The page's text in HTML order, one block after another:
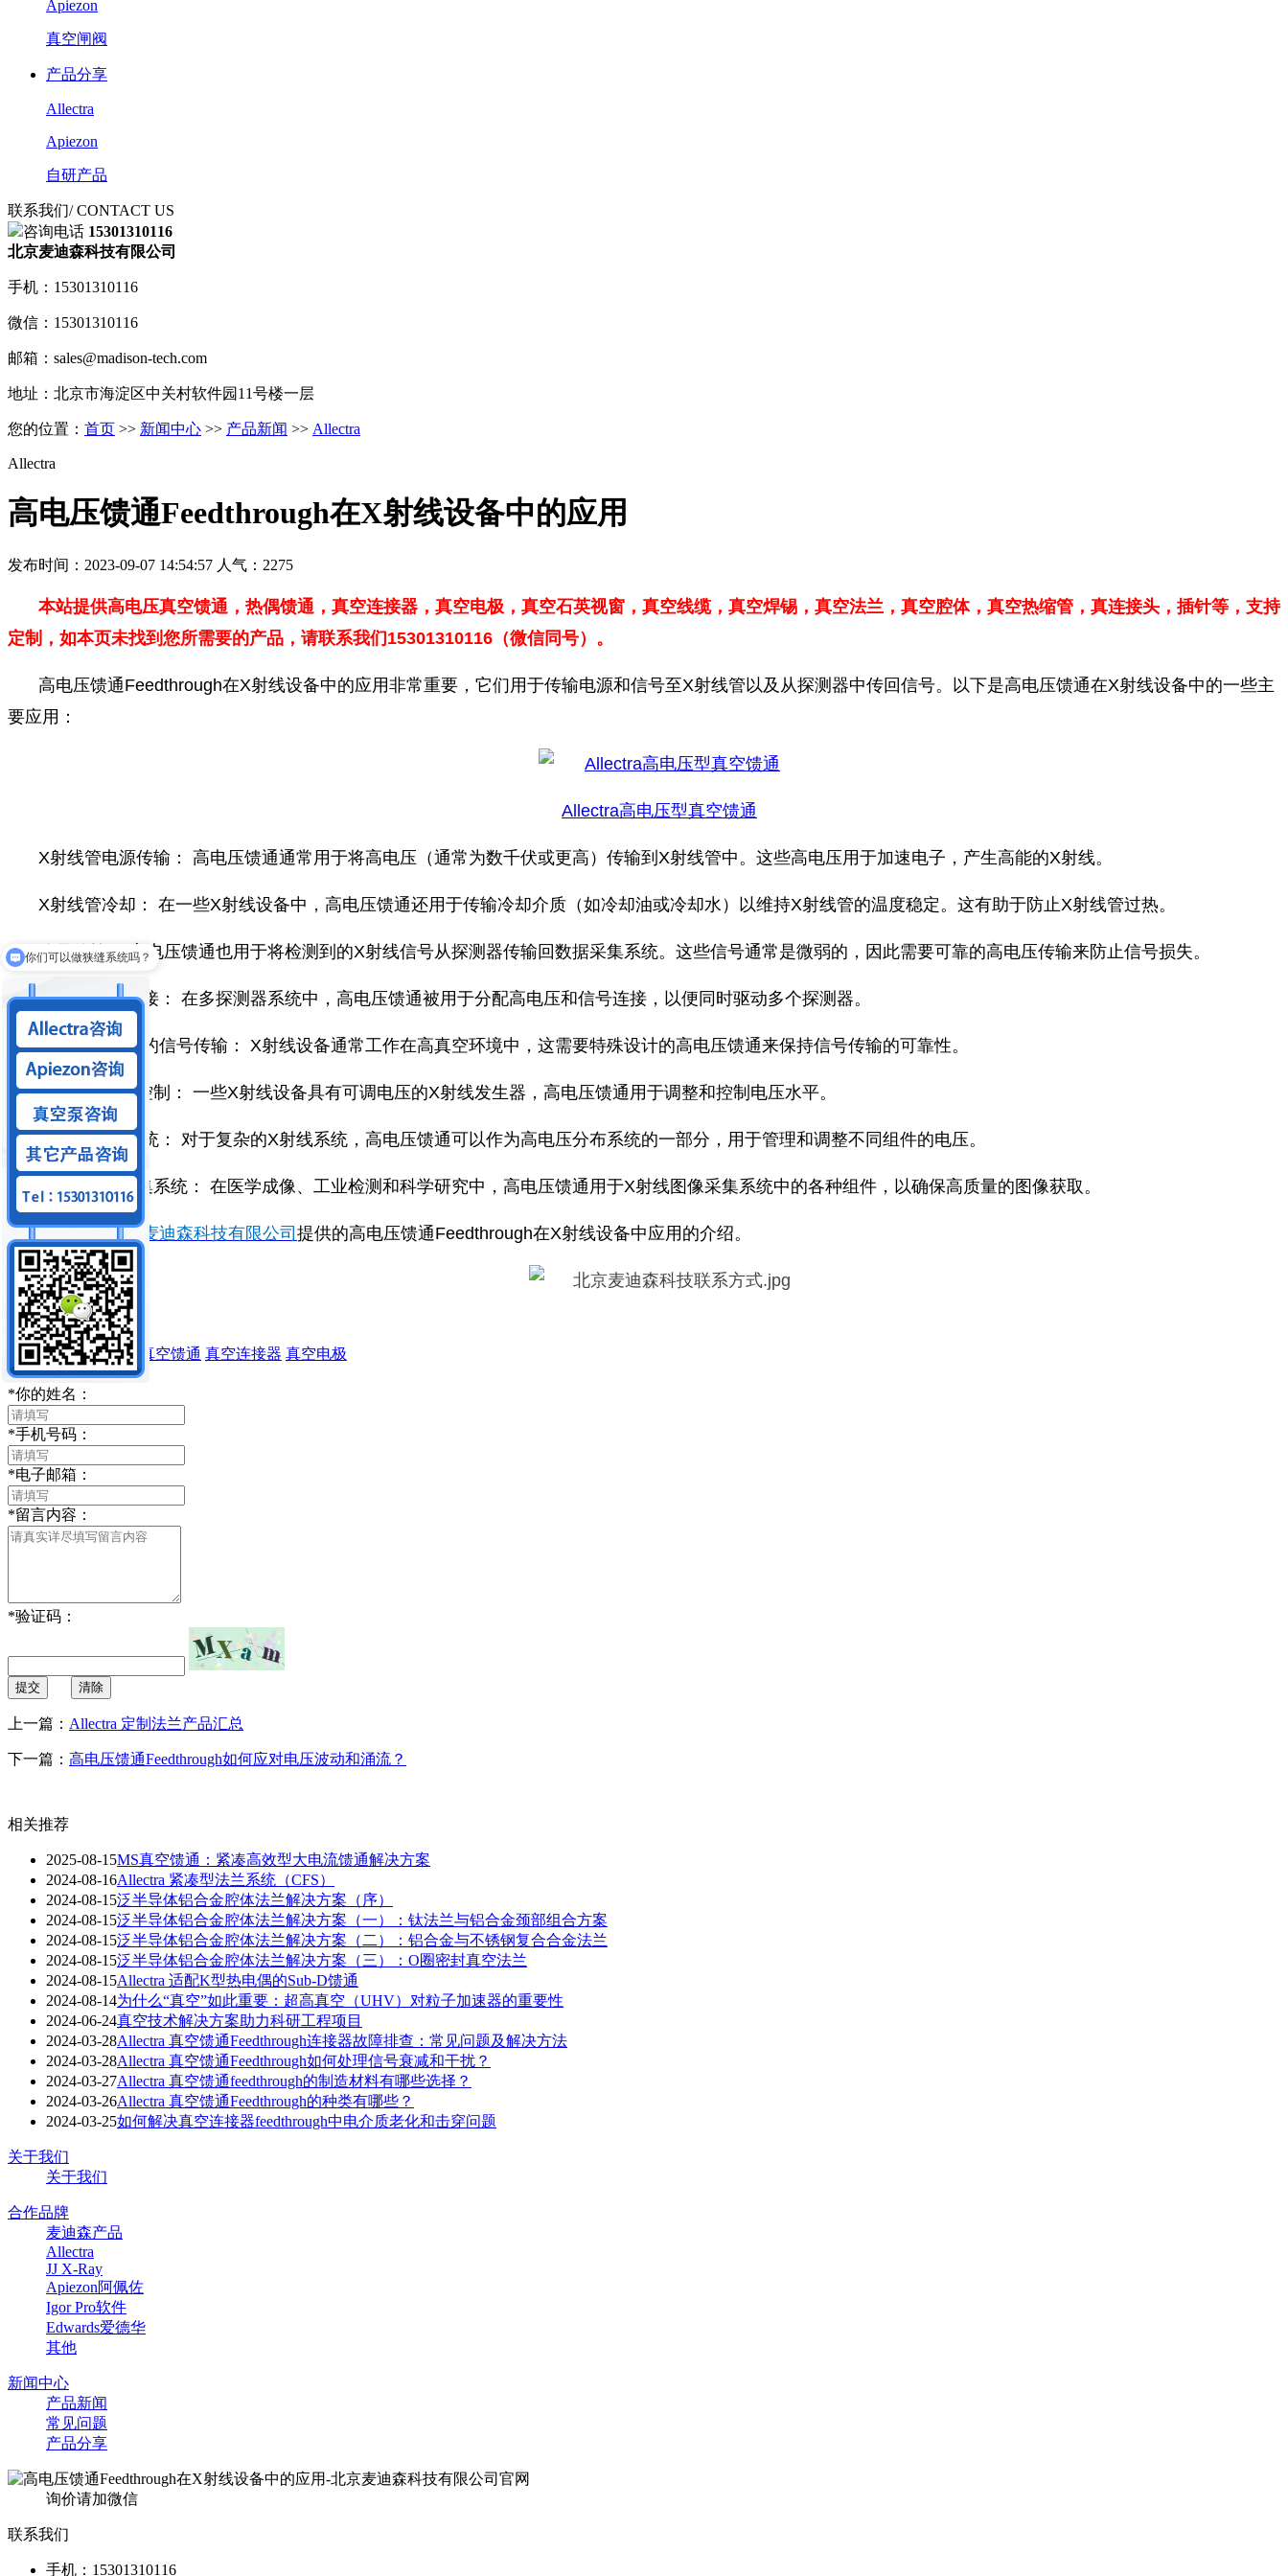
Apiezon
真空闸阀
产品分享
Allectra
Apiezon
自研产品
联系我们/ CONTACT US
咨询电话 15301310116
北京麦迪森科技有限公司
手机：15301310116
微信：15301310116
邮箱：sales@madison-tech.com
地址：北京市海淀区中关村软件园11号楼一层
您的位置： 首页 >> 新闻中心 >> 产品新闻 >> Allectra
Allectra
高电压馈通Feedthrough在X射线设备中的应用
发布时间：2023-09-07 14:54:57 人气：2275
本站提供高电压真空馈通，热偶馈通，真空连接器，真空电极， 真空石英视窗， 真空线缆，真空焊锡，真空法兰，真空腔体， 真空热缩管， 真连接头，插针等，支持
定制，如本页未找到您所需要的产品，请联系我们15301310116（微信同号）。
高电压馈通Feedthrough在X射线设备中的应用非常重要，它们用于传输电源和信号至X射线管以及从探测器中传回信号。以下是高电压馈通在X射线设备中的一些主
要应用：
Allectra高电压型真空馈通
X射线管电源传输： 高电压馈通通常用于将高电压（通常为数千伏或更高）传输到X射线管中。这些高电压用于加速电子，产生高能的X射线。
X射线管冷却： 在一些X射线设备中，高电压馈通还用于传输冷却介质（如冷却油或冷却水）以维持X射线管的温度稳定。这有助于防止X射线管过热。
信号传输： 高电压馈通也用于将检测到的X射线信号从探测器传输回数据采集系统。这些信号通常是微弱的，因此需要可靠的高电压传输来防止信号损失。
信号分配和连接： 在多探测器系统中，高电压馈通被用于分配高电压和信号连接，以便同时驱动多个探测器。
高真空环境中的信号传输： X射线设备通常工作在高真空环境中，这需要特殊设计的高电压馈通来保持信号传输的可靠性。
X射线发生器控制： 一些X射线设备具有可调电压的X射线发生器，高电压馈通用于调整和控制电压水平。
高电压分布系统： 对于复杂的X射线系统，高电压馈通可以作为高电压分布系统的一部分，用于管理和调整不同组件的电压。
X射线图像采集系统： 在医学成像、工业检测和科学研究中，高电压馈通用于X射线图像采集系统中的各种组件，以确保高质量的图像获取。
以上就是北京麦迪森科技有限公司 提供的高电压馈通Feedthrough在X射线设备中应用的介绍。
Allectra Feedthrough 真空馈通 真空连接器 真空电极
留言内容：
*你的姓名：
*手机号码：
*电子邮箱：
*留言内容：
*验证码：
提交 清除
上一篇： Allectra 定制法兰产品汇总
下一篇： 高电压馈通Feedthrough如何应对电压波动和涌流？
相关推荐
2025-08-15MS真空馈通：紧凑高效型大电流馈通解决方案
2024-08-16Allectra 紧凑型法兰系统（CFS）
2024-08-15泛半导体铝合金腔体法兰解决方案（序）
2024-08-15泛半导体铝合金腔体法兰解决方案（一）：钛法兰与铝合金颈部组合方案
2024-08-15泛半导体铝合金腔体法兰解决方案（二）：铝合金与不锈钢复合合金法兰
2024-08-15泛半导体铝合金腔体法兰解决方案（三）：O圈密封真空法兰
2024-08-15Allectra 适配K型热电偶的Sub-D馈通
2024-08-14为什么“真空”如此重要：超高真空（UHV）对粒子加速器的重要性
2024-06-24真空技术解决方案助力科研工程项目
2024-03-28Allectra 真空馈通Feedthrough连接器故障排查：常见问题及解决方法
2024-03-28Allectra 真空馈通Feedthrough如何处理信号衰减和干扰？
2024-03-27Allectra 真空馈通feedthrough的制造材料有哪些选择？
2024-03-26Allectra 真空馈通Feedthrough的种类有哪些？
2024-03-25如何解决真空连接器feedthrough中电介质老化和击穿问题
关于我们
关于我们
合作品牌
麦迪森产品
Allectra
JJ X-Ray
Apiezon阿佩佐
Igor Pro软件
Edwards爱德华
其他
新闻中心
产品新闻
常见问题
产品分享
询价请加微信
联系我们
手机：15301310116
你们可以做狭缝系统吗？